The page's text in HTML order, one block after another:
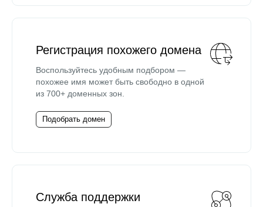
Регистрация похожего домена
Воспользуйтесь удобным подбором —
похожее имя может быть свободно в одной
из 700+ доменных зон.
Подобрать домен
Служба поддержки